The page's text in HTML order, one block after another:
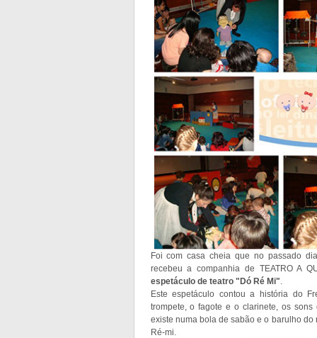
Foi com casa cheia que no passado
recebeu a companhia de TEATRO A
espetáculo de teatro "Dó Ré Mi".
Este espetáculo contou a história do
trompete, o fagote e o clarinete, os
existe numa bola de sabão e o barulho
Ré-mi.